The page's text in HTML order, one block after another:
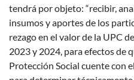
tendrá por objeto: “recibir,
insumos y aportes de los
rezago en el valor de la UPC
2023 y 2024, para efectos de
Protección Social cuente con